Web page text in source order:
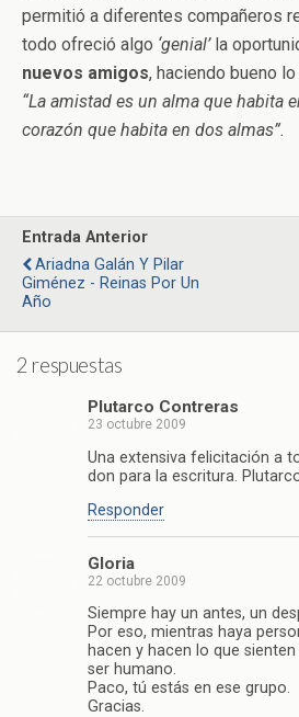
permitió a diferentes compañeros
todo ofreció algo ‘genial’ la
nuevos amigos, haciendo bueno
“La amistad es un alma que habita
corazón que habita en dos almas”.
Entrada Anterior
Ariadna Galán Y Pilar
Giménez - Reinas Por Un
Año
2 respuestas
Plutarco Contreras
23 octubre 2009
Una extensiva felicitación a
don para la escritura.
Responder
Gloria
22 octubre 2009
Siempre hay un antes, un
Por eso, mientras haya
hacen y hacen lo que
ser humano.
Paco, tú estás en ese grupo.
Gracias.